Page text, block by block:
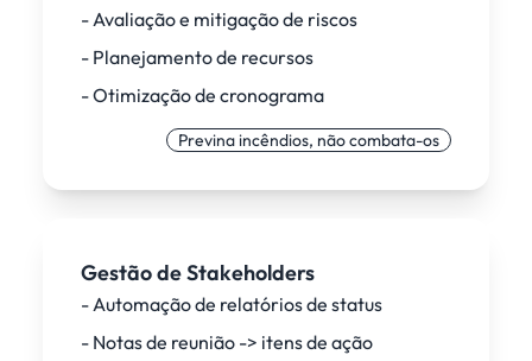
- Avaliação e mitigação de riscos
- Planejamento de recursos
- Otimização de cronograma
Previna incêndios, não combata-os
Gestão de Stakeholders
- Automação de relatórios de status
- Notas de reunião -> itens de ação